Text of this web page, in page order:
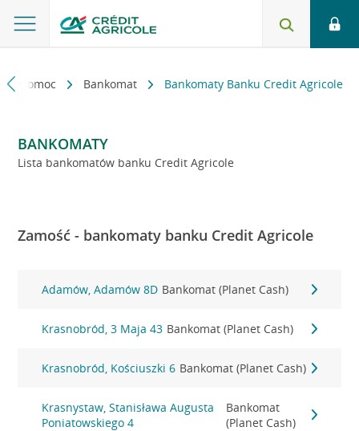
i pomoc Bankomat Bankomaty Banku Credit Agricole
BANKOMATY
Lista bankomatów banku Credit Agricole
Zamość - bankomaty banku Credit Agricole
Adamów, Adamów 8D Bankomat (Planet Cash)
Krasnobród, 3 Maja 43 Bankomat (Planet Cash)
Krasnobród, Kościuszki 6 Bankomat (Planet Cash)
Krasnystaw, Stanisława Augusta
Poniatowskiego 4
Bankomat
(Planet Cash)